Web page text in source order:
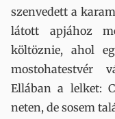
szenvedett a
látott apjához
költöznie, ahol
mostohatestvér
Ellában a lelket:
neten, de sosem